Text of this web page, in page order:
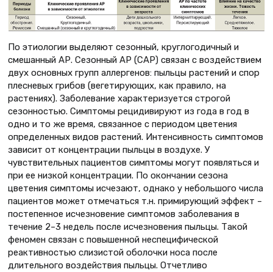
По этиологии выделяют сезонный, круглогодичный и
смешанный АР. Сезонный АР (САР) связан с воздействием
двух основных групп аллергенов: пыльцы растений и спор
плесневых грибов (вегетирующих, как правило, на
растениях). Заболевание характеризуется строгой
сезонностью. Симптомы рецидивируют из года в год в
одно и то же время, связанное с периодом цветения
определенных видов растений. Интенсивность симптомов
зависит от концентрации пыльцы в воздухе. У
чувствительных пациентов симптомы могут появляться и
при ее низкой концентрации. По окончании сезона
цветения симптомы исчезают, однако у небольшого числа
пациентов может отмечаться т.н. примирующий эффект –
постепенное исчезновение симптомов заболевания в
течение 2–3 недель после исчезновения пыльцы. Такой
феномен связан с повышенной неспецифической
реактивностью слизистой оболочки носа после
длительного воздействия пыльцы. Отчетливо